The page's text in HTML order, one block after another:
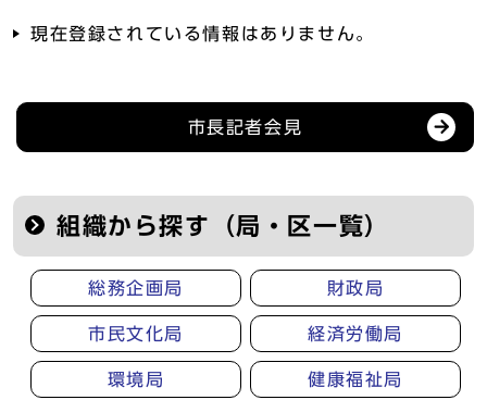
現在登録されている情報はありません。
市長記者会見
組織から探す（局・区一覧）
総務企画局 財政局
市民文化局 経済労働局
環境局 健康福祉局